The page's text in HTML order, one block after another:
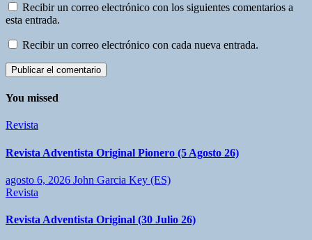
Recibir un correo electrónico con los siguientes comentarios a
esta entrada.
Recibir un correo electrónico con cada nueva entrada.
You missed
Revista
Revista Adventista Original Pionero (5 Agosto 26)
agosto 6, 2026 John Garcia Key (ES)
Revista
Revista Adventista Original (30 Julio 26)